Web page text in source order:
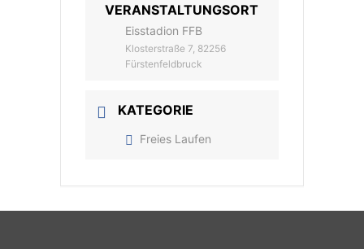
VERANSTALTUNGSORT
Eisstadion FFB
Klosterstraße 7, 82256
Fürstenfeldbruck
KATEGORIE
Freies Laufen